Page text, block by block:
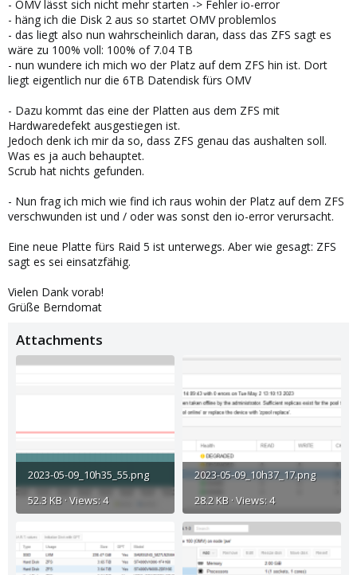
- OMV lässt sich nicht mehr starten -> Fehler io-error
- häng ich die Disk 2 aus so startet OMV problemlos
- das liegt also nun wahrscheinlich daran, dass das ZFS sagt es
wäre zu 100% voll: 100% of 7.04 TB
- nun wundere ich mich wo der Platz auf dem ZFS hin ist. Dort
liegt eigentlich nur die 6TB Datendisk fürs OMV
- Dazu kommt das eine der Platten aus dem ZFS mit
Hardwaredefekt ausgestiegen ist.
Jedoch denk ich mir da so, dass ZFS genau das aushalten soll.
Was es ja auch behauptet.
Scrub hat nichts gefunden.
- Nun frag ich mich wie find ich raus wohin der Platz auf dem ZFS
verschwunden ist und / oder was sonst den io-error verursacht.
Eine neue Platte fürs Raid 5 ist unterwegs. Aber wie gesagt: ZFS
sagt es sei einsatzfähig.
Vielen Dank vorab!
Grüße Berndomat
Attachments
2023-05-09_10h35_55.png
52.3 KB · Views: 4
2023-05-09_10h37_17.png
28.2 KB · Views: 4